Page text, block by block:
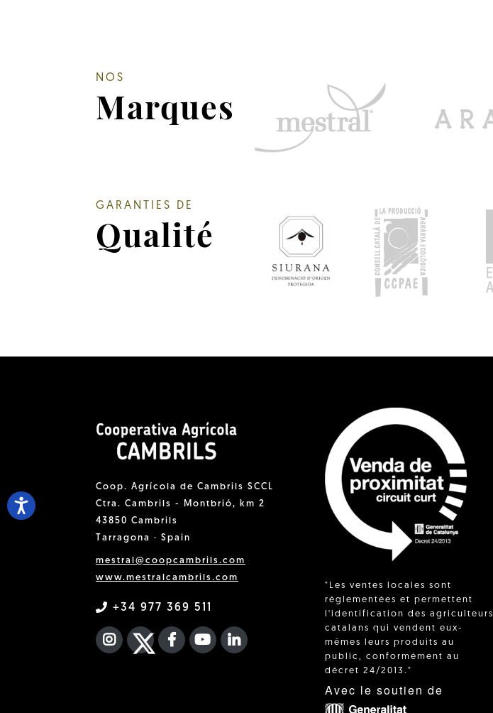
NOS
Marques
GARANTIES DE
Qualité
Coop. Agrícola de Cambrils SCCL
Ctra. Cambrils - Montbrió, km 2
43850 Cambrils
Tarragona · Spain
mestral@coopcambrils.com
www.mestralcambrils.com
+34 977 369 511
INSTAGRAM
TWITTER
FACEBOOK F
YOUTUBEFA LINKEDIN IN
"Les ventes locales sont
réglementées et permettent
l'identification des agriculteurs
catalans qui vendent eux-
mêmes leurs produits au
public, conformément au
décret 24/2013."
Avec le soutien de